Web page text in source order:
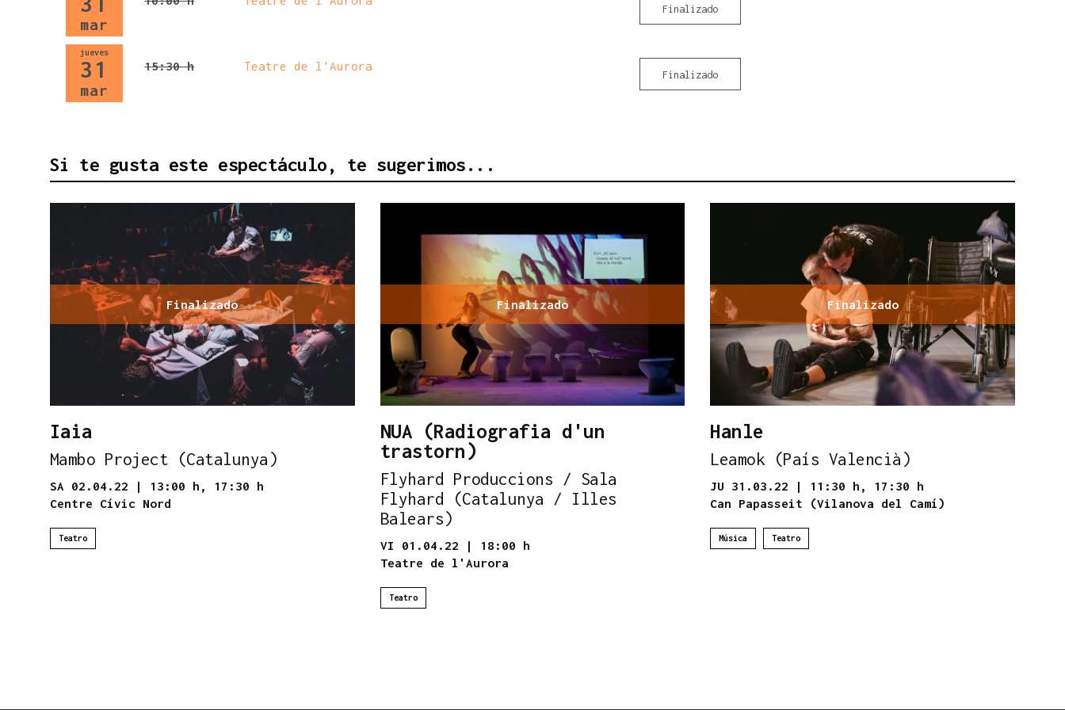
mar
Finalizado
jueves
31
mar
15:30 h Teatre de l'Aurora
Finalizado
Si te gusta este espectáculo, te sugerimos...
Finalizado
Iaia
Mambo Project (Catalunya)
SA 02.04.22 | 13:00 h,
17:30 h
Centre Cívic Nord
Teatro
Finalizado
NUA (Radiografia d'un
trastorn)
Flyhard Produccions / Sala
Flyhard (Catalunya / Illes
Balears)
VI 01.04.22 | 18:00 h
Teatre de l'Aurora
Teatro
Finalizado
Hanle
Leamok (País Valencià)
JU 31.03.22 | 11:30 h,
17:30 h
Can Papasseit (Vilanova del Camí)
Música Teatro